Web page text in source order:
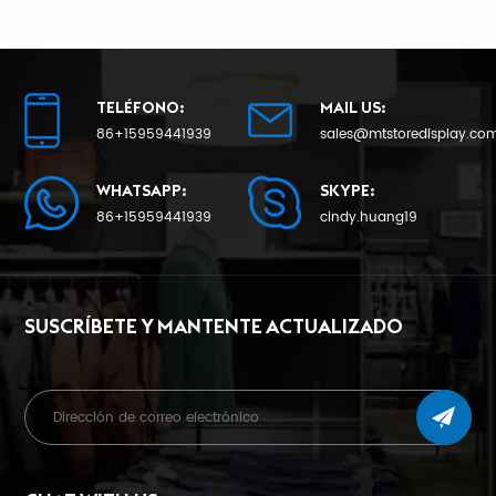
APRENDE MÁS APRENDE MÁS
TELÉFONO:
86+15959441939
MAIL US:
WHATSAPP:
86+15959441939
SKYPE:
cindy.huang19
SUSCRÍBETE Y MANTENTE ACTUALIZADO